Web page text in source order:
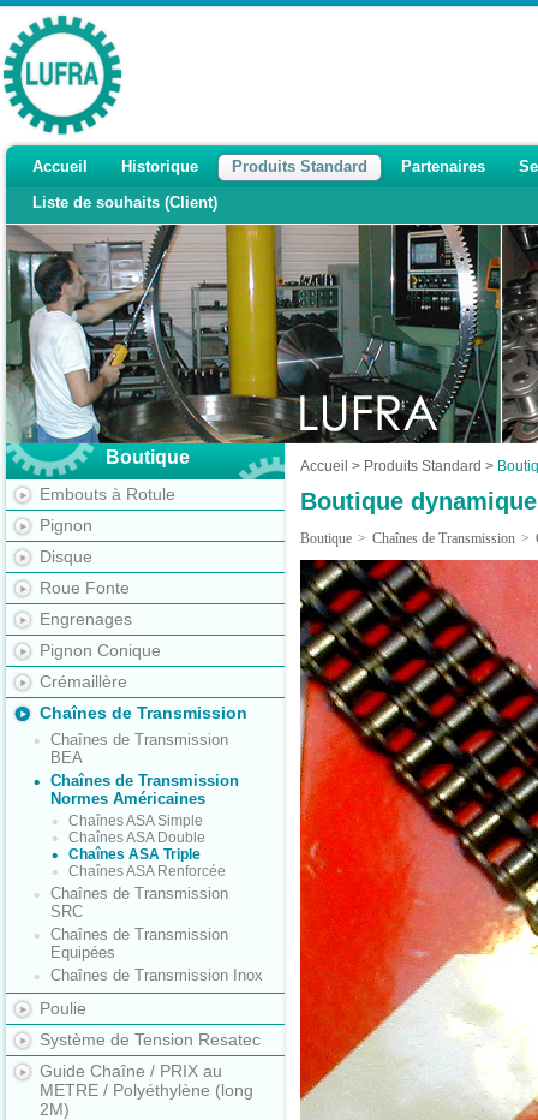
Accueil Historique Produits Standard Partenaires
Liste de souhaits (Client)
Boutique
Embouts à Rotule
Pignon
Disque
Roue Fonte
Engrenages
Pignon Conique
Crémaillère
Chaînes de Transmission
Chaînes de Transmission
BEA
Chaînes de Transmission
Normes Américaines
Chaînes ASA Simple
Chaînes ASA Double
Chaînes ASA Triple
Chaînes ASA Renforcée
Chaînes de Transmission
SRC
Chaînes de Transmission
Equipées
Chaînes de Transmission Inox
Poulie
Système de Tension Resatec
Guide Chaîne / PRIX au
METRE / Polyéthylène (long
2M)
Accueil > Produits Standard >
Boutique dynamique
Boutique > Chaînes de Transmission >